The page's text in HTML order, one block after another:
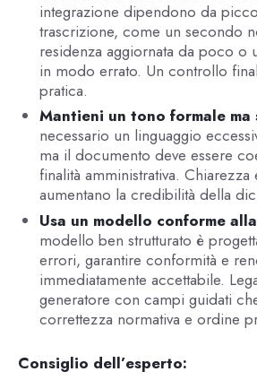
integrazione dipendono da
trascrizione, come un secondo
residenza aggiornata da poco o
in modo errato. Un controllo
pratica.
Mantieni un tono formale ma
necessario un linguaggio
ma il documento deve essere
finalità amministrativa.
aumentano la credibilità della
Usa un modello conforme
modello ben strutturato è
errori, garantire conformità e
immediatamente accettabile.
generatore con campi guidati
correttezza normativa e ordine
Consiglio dell’esperto: